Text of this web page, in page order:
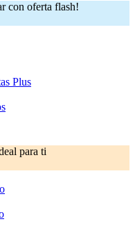
con oferta flash!
Plus
para ti